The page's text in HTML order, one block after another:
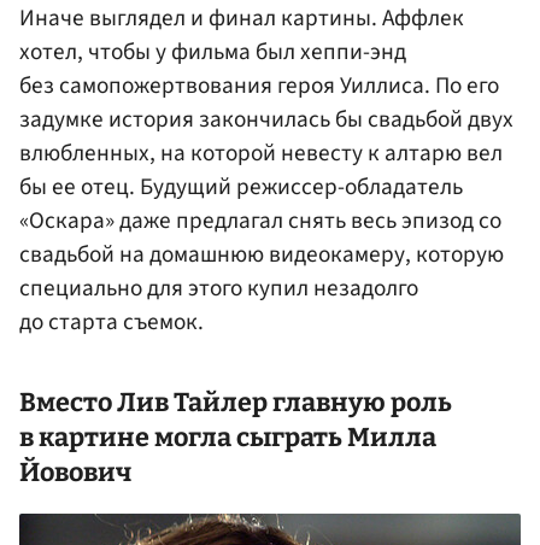
Иначе выглядел и финал картины. Аффлек
хотел, чтобы у фильма был хеппи-энд
без самопожертвования героя Уиллиса. По его
задумке история закончилась бы свадьбой двух
влюбленных, на которой невесту к алтарю вел
бы ее отец. Будущий режиссер-обладатель
«Оскара» даже предлагал снять весь эпизод со
свадьбой на домашнюю видеокамеру, которую
специально для этого купил незадолго
до старта съемок.
Вместо Лив Тайлер главную роль
в картине могла сыгратьМилла
Йовович